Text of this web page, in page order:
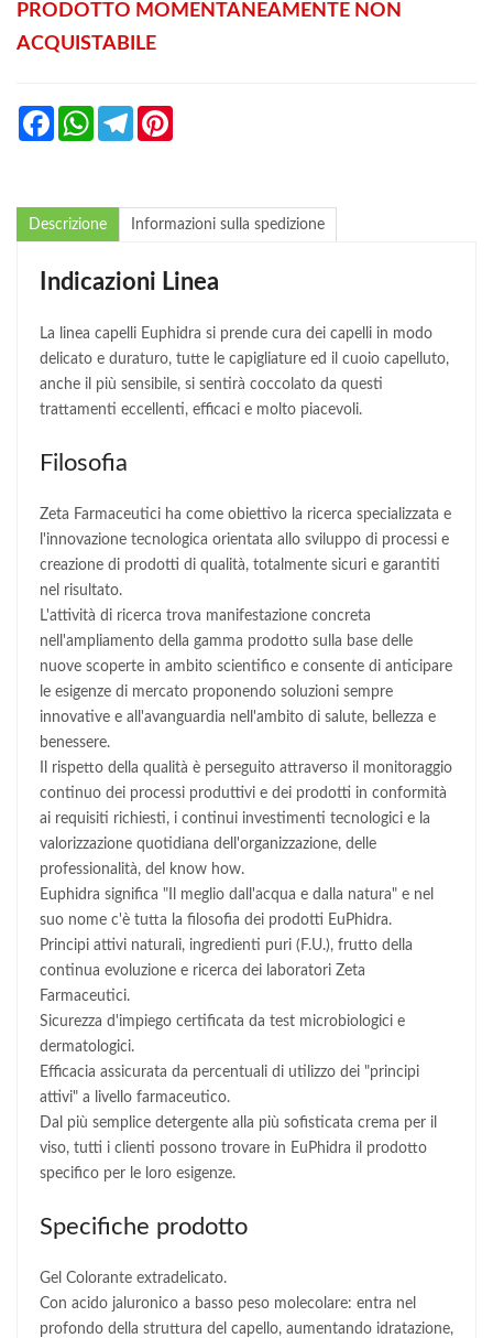
PRODOTTO MOMENTANEAMENTE NON
ACQUISTABILE
FacebookWhatsAppTelegram
Descrizione Informazioni sulla spedizione
Indicazioni Linea
La linea capelli Euphidra si prende cura dei capelli in modo
delicato e duraturo, tutte le capigliature ed il cuoio capelluto,
anche il più sensibile, si sentirà coccolato da questi
trattamenti eccellenti, efficaci e molto piacevoli.
Filosofia
Zeta Farmaceutici ha come obiettivo la ricerca specializzata e
l'innovazione tecnologica orientata allo sviluppo di processi e
creazione di prodotti di qualità, totalmente sicuri e garantiti
nel risultato.
L'attività di ricerca trova manifestazione concreta
nell'ampliamento della gamma prodotto sulla base delle
nuove scoperte in ambito scientifico e consente di anticipare
le esigenze di mercato proponendo soluzioni sempre
innovative e all'avanguardia nell'ambito di salute, bellezza e
benessere.
Il rispetto della qualità è perseguito attraverso il monitoraggio
continuo dei processi produttivi e dei prodotti in conformità
ai requisiti richiesti, i continui investimenti tecnologici e la
valorizzazione quotidiana dell'organizzazione, delle
professionalità, del know how.
Euphidra significa "Il meglio dall'acqua e dalla natura" e nel
suo nome c'è tutta la filosofia dei prodotti EuPhidra.
Principi attivi naturali, ingredienti puri (F.U.), frutto della
continua evoluzione e ricerca dei laboratori Zeta
Farmaceutici.
Sicurezza d'impiego certificata da test microbiologici e
dermatologici.
Efficacia assicurata da percentuali di utilizzo dei "principi
attivi" a livello farmaceutico.
Dal più semplice detergente alla più sofisticata crema per il
viso, tutti i clienti possono trovare in EuPhidra il prodotto
specifico per le loro esigenze.
Specifiche prodotto
Gel Colorante extradelicato.
Con acido jaluronico a basso peso molecolare: entra nel
profondo della struttura del capello, aumentando idratazione,